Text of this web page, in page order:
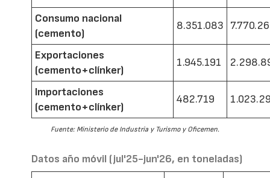
Consumo nacional
(cemento)
8.351.083
Exportaciones
(cemento+clínker)
1.945.191
Importaciones
(cemento+clínker)
482.719
Fuente: Ministerio de Industria y Turismo y Oficemen.
Datos año móvil (jul'25-jun'26, en toneladas)